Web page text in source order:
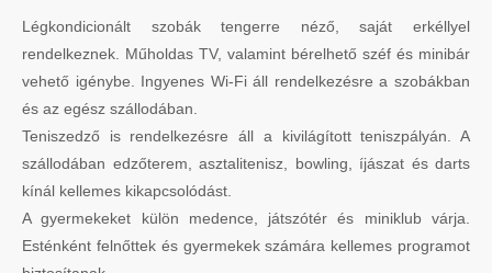
Légkondicionált szobák tengerre néző, saját erkéllyel
rendelkeznek. Műholdas TV, valamint bérelhető széf és minibár
vehető igénybe. Ingyenes Wi-Fi áll rendelkezésre a szobákban
és az egész szállodában.
Teniszedző is rendelkezésre áll a kivilágított teniszpályán. A
szállodában edzőterem, asztalitenisz, bowling, íjászat és darts
kínál kellemes kikapcsolódást.
A gyermekeket külön medence, játszótér és miniklub várja.
Esténként felnőttek és gyermekek számára kellemes programot